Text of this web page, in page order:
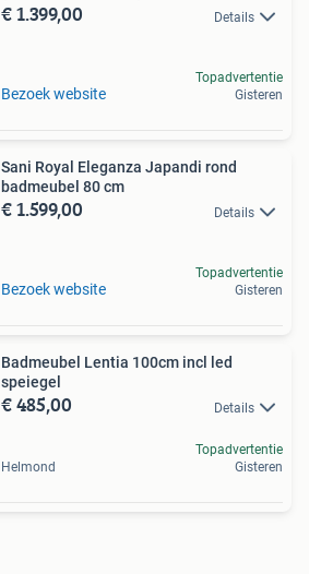
€ 1.399,00 Details
Bezoek website
Topadvertentie
Gisteren
Sani Royal Eleganza Japandi rond
badmeubel 80 cm
€ 1.599,00 Details
Bezoek website
Topadvertentie
Gisteren
Badmeubel Lentia 100cm incl led
speiegel
€ 485,00 Details
Helmond
Topadvertentie
Gisteren